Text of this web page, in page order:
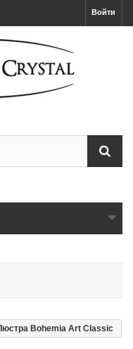
Войти
Bohemia Art Classic